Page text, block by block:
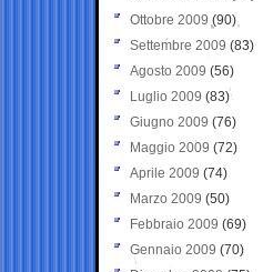
Ottobre 2009 (90)
Settembre 2009 (83)
Agosto 2009 (56)
Luglio 2009 (83)
Giugno 2009 (76)
Maggio 2009 (72)
Aprile 2009 (74)
Marzo 2009 (50)
Febbraio 2009 (69)
Gennaio 2009 (70)